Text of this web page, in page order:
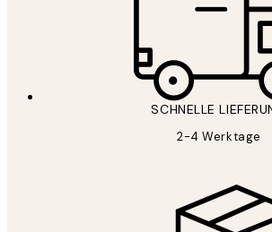
SCHNELLE
2-4 Werktage